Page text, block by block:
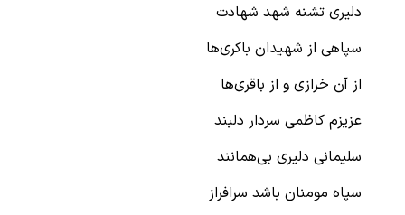
دلیری تشنه شهد شهادت
سپاهی از شهیدان باکری‌ها
از آن خرازی و از باقری‌ها
عزیزم کاظمی سردار دلبند
سلیمانی دلیری بی‌همانند
سپاه مومنان باشد سرافراز